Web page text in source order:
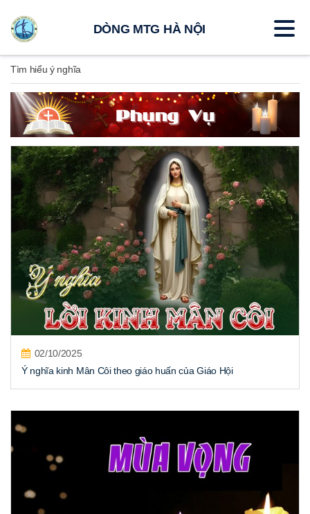
Tìm hiểu ý nghĩa
02/10/2025
Ý nghĩa kinh Mân Côi theo giáo huấn của Giáo Hội
DÒNG MTG HÀ NỘI